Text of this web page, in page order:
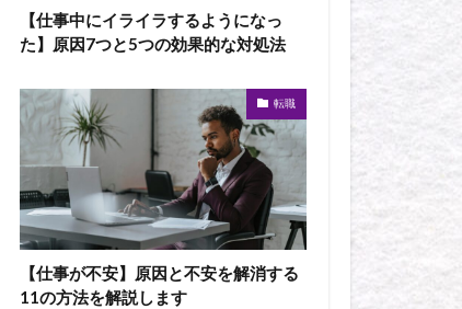
【仕事中にイライラするようになっ
た】原因7つと5つの効果的な対処法
転職
【仕事が不安】原因と不安を解消する
11の方法を解説します